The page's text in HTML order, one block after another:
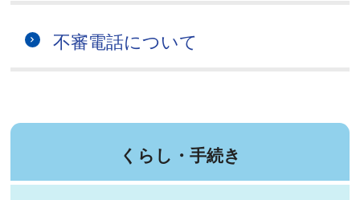
不審電話について
くらし・手続き